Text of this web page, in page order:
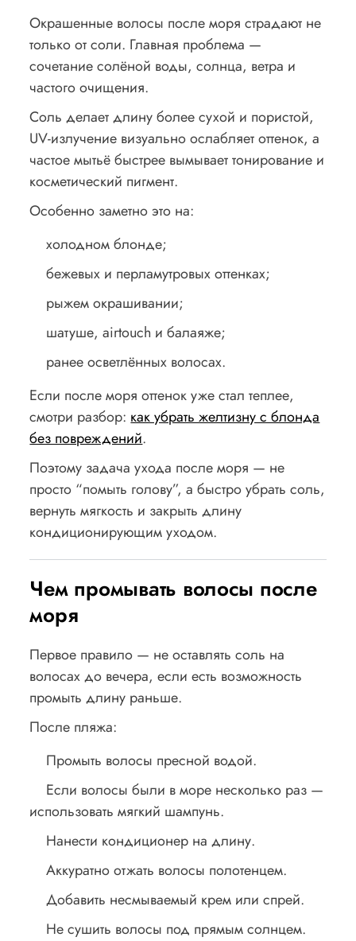
Окрашенные волосы после моря страдают не
только от соли. Главная проблема —
сочетание солёной воды, солнца, ветра и
частого очищения.
Соль делает длину более сухой и пористой,
UV-излучение визуально ослабляет оттенок, а
частое мытьё быстрее вымывает тонирование и
косметический пигмент.
Особенно заметно это на:
холодном блонде;
бежевых и перламутровых оттенках;
рыжем окрашивании;
шатуше, airtouch и балаяже;
ранее осветлённых волосах.
Если после моря оттенок уже стал теплее,
смотри разбор: как убрать желтизну с блонда
без повреждений.
Поэтому задача ухода после моря — не
просто “помыть голову”, а быстро убрать соль,
вернуть мягкость и закрыть длину
кондиционирующим уходом.
Чем промывать волосы после
моря
Первое правило — не оставлять соль на
волосах до вечера, если есть возможность
промыть длину раньше.
После пляжа:
Промыть волосы пресной водой.
Если волосы были в море несколько раз —
использовать мягкий шампунь.
Нанести кондиционер на длину.
Аккуратно отжать волосы полотенцем.
Добавить несмываемый крем или спрей.
Не сушить волосы под прямым солнцем.